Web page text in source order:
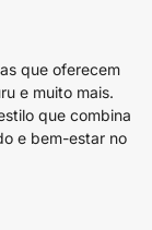
que oferecem
e muito mais.
que combina
e bem-estar no